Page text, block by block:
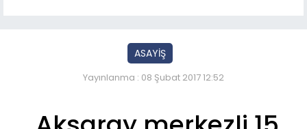
ASAYİŞ
Yayınlanma : 08 Şubat 2017 12:52